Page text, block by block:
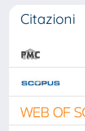
Citazioni